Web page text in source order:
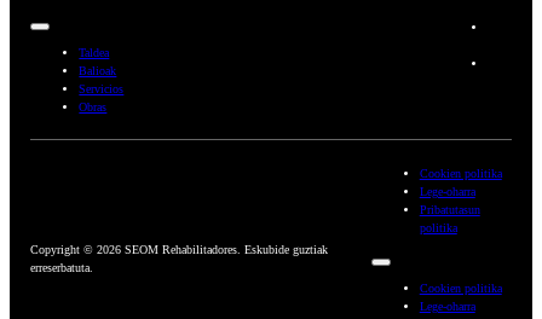
Taldea
Balioak
Servicios
Obras
Copyright © 2026 SEOM Rehabilitadores. Eskubide guztiak
erreserbatuta.
Cookien politika
Lege-oharra
Pribatutasun
politika
Cookien politika
Lege-oharra